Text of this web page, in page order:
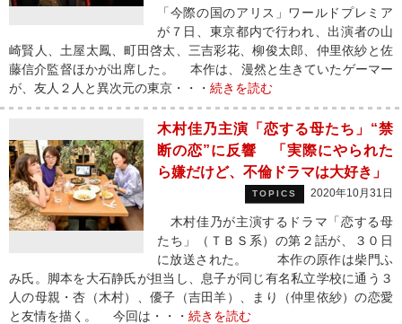
「今際の国のアリス」ワールドプレミア
が７日、東京都内で行われ、出演者の山
崎賢人、土屋太鳳、町田啓太、三吉彩花、柳俊太郎、仲里依紗と佐
藤信介監督ほかが出席した。 本作は、漫然と生きていたゲーマー
が、友人２人と異次元の東京・・・ 続きを読む
木村佳乃主演「恋する母たち」“禁
断の恋”に反響 「実際にやられた
ら嫌だけど、不倫ドラマは大好き」
TOPICS 2020年10月31日
木村佳乃が主演するドラマ「恋する母
たち」（ＴＢＳ系）の第２話が、３０日
に放送された。 本作の原作は柴門ふ
み氏。脚本を大石静氏が担当し、息子が同じ有名私立学校に通う３
人の母親・杏（木村）、優子（吉田羊）、まり（仲里依紗）の恋愛
と友情を描く。 今回は・・・ 続きを読む